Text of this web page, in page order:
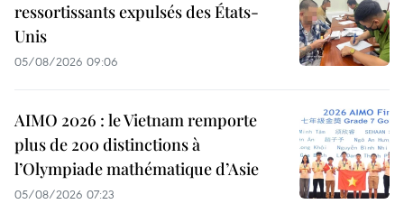
ressortissants expulsés des États-
Unis
05/08/2026 09:06
AIMO 2026 : le Vietnam remporte
plus de 200 distinctions à
l’Olympiade mathématique d’Asie
05/08/2026 07:23